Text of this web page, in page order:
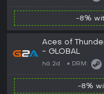
-8%
Aces of
- GLOBAL
há 2d DRM:
-8%